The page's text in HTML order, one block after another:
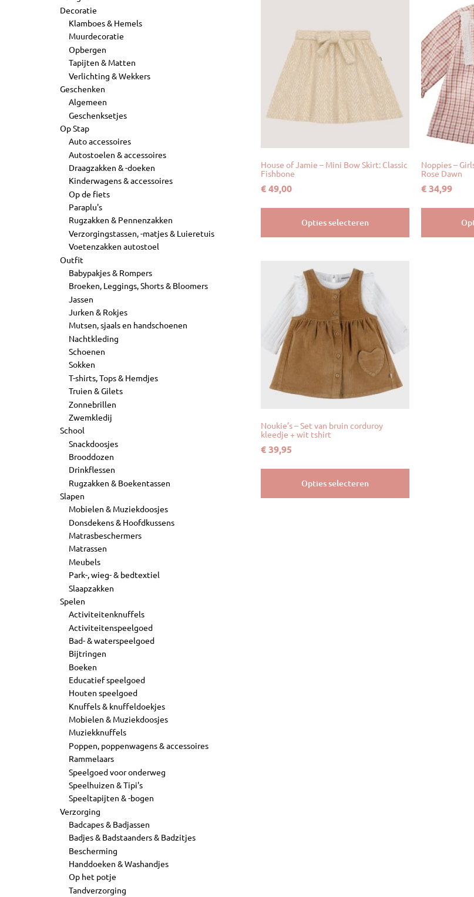
Decoratie
Klamboes & Hemels
Muurdecoratie
Opbergen
Tapijten & Matten
Verlichting & Wekkers
Geschenken
Algemeen
Geschenksetjes
Op Stap
Auto accessoires
Autostoelen & accessoires
Draagzakken & -doeken
Kinderwagens & accessoires
Op de fiets
Paraplu's
Rugzakken & Pennenzakken
Verzorgingstassen, -matjes & Luieretuis
Voetenzakken autostoel
Outfit
Babypakjes & Rompers
Broeken, Leggings, Shorts & Bloomers
Jassen
Jurken & Rokjes
Mutsen, sjaals en handschoenen
Nachtkleding
Schoenen
Sokken
T-shirts, Tops & Hemdjes
Truien & Gilets
Zonnebrillen
Zwemkledij
School
Snackdoosjes
Brooddozen
Drinkflessen
Rugzakken & Boekentassen
Slapen
Mobielen & Muziekdoosjes
Donsdekens & Hoofdkussens
Matrasbeschermers
Matrassen
Meubels
Park-, wieg- & bedtextiel
Slaapzakken
Spelen
Activiteitenknuffels
Activiteitenspeelgoed
Bad- & waterspeelgoed
Bijtringen
Boeken
Educatief speelgoed
Houten speelgoed
Knuffels & knuffeldoekjes
Mobielen & Muziekdoosjes
Muziekknuffels
Poppen, poppenwagens & accessoires
Rammelaars
Speelgoed voor onderweg
Speelhuizen & Tipi's
Speeltapijten & -bogen
Verzorging
Badcapes & Badjassen
Badjes & Badstaanders & Badzitjes
Bescherming
Handdoeken & Washandjes
Op het potje
Tandverzorging
House of Jamie – Mini Bow Skirt: Classic
Fishbone
€49,00
Opties selecteren
Noppies –
Rose Dawn
€34,99
Noukie’s – Set van bruin corduroy
kleedje + wit tshirt
€39,95
Opties selecteren